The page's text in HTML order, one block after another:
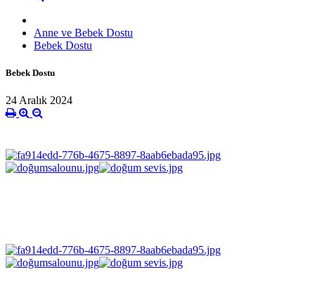
Anne ve Bebek Dostu
Bebek Dostu
Bebek Dostu
24 Aralık 2024